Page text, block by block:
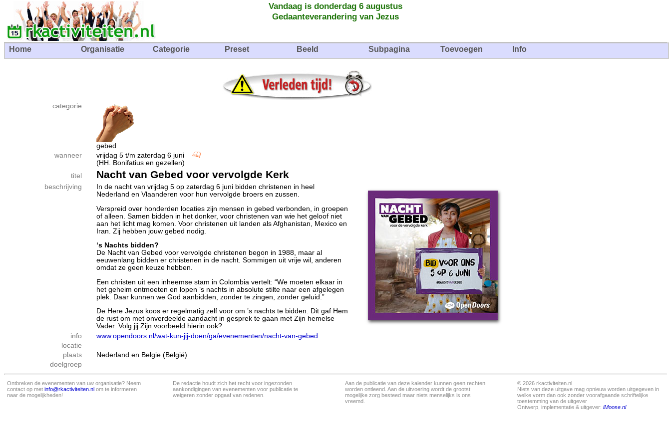
Vandaag is donderdag 6 augustus
Gedaanteverandering van Jezus
Home Organisatie Categorie Preset Beeld Subpagina Toevoegen Info
categorie
gebed
wanneer
vrijdag 5 t/m zaterdag 6 juni
(HH. Bonifatius en gezellen)
titel
Nacht van Gebed voor vervolgde Kerk
beschrijving
In de nacht van vrijdag 5 op zaterdag 6 juni bidden christenen in heel
Nederland en Vlaanderen voor hun vervolgde broers en zussen.
Verspreid over honderden locaties zijn mensen in gebed verbonden, in groepen
of alleen. Samen bidden in het donker, voor christenen van wie het geloof niet
aan het licht mag komen. Voor christenen uit landen als Afghanistan, Mexico en
Iran. Zij hebben jouw gebed nodig.
‘s Nachts bidden?
De Nacht van Gebed voor vervolgde christenen begon in 1988, maar al
eeuwenlang bidden er christenen in de nacht. Sommigen uit vrije wil, anderen
omdat ze geen keuze hebben.
Een christen uit een inheemse stam in Colombia vertelt: “We moeten elkaar in
het geheim ontmoeten en lopen ’s nachts in absolute stilte naar een afgelegen
plek. Daar kunnen we God aanbidden, zonder te zingen, zonder geluid.”
De Here Jezus koos er regelmatig zelf voor om ’s nachts te bidden. Dit gaf Hem
de rust om met onverdeelde aandacht in gesprek te gaan met Zijn hemelse
Vader. Volg jij Zijn voorbeeld hierin ook?
info
www.opendoors.nl/wat-kun-jij-doen/ga/evenementen/nacht-van-gebed
locatie
plaats
Nederland en Belgie (België)
doelgroep
Ontbreken de evenementen van uw organisatie? Neem
contact op met info@rkactiviteiten.nl om te informeren
naar de mogelijkheden!
De redactie houdt zich het recht voor ingezonden
aankondigingen van evenementen voor publicatie te
weigeren zonder opgaaf van redenen.
Aan de publicatie van deze kalender kunnen geen rechten
worden ontleend. Aan de uitvoering wordt de grootst
mogelijke zorg besteed maar niets menselijks is ons
vreemd.
© 2026 rkactiviteiten.nl
Niets van deze uitgave mag opnieuw worden uitgegeven in
welke vorm dan ook zonder voorafgaande schriftelijke
toestemming van de uitgever
Ontwerp, implementatie & uitgever: iMoose.nl